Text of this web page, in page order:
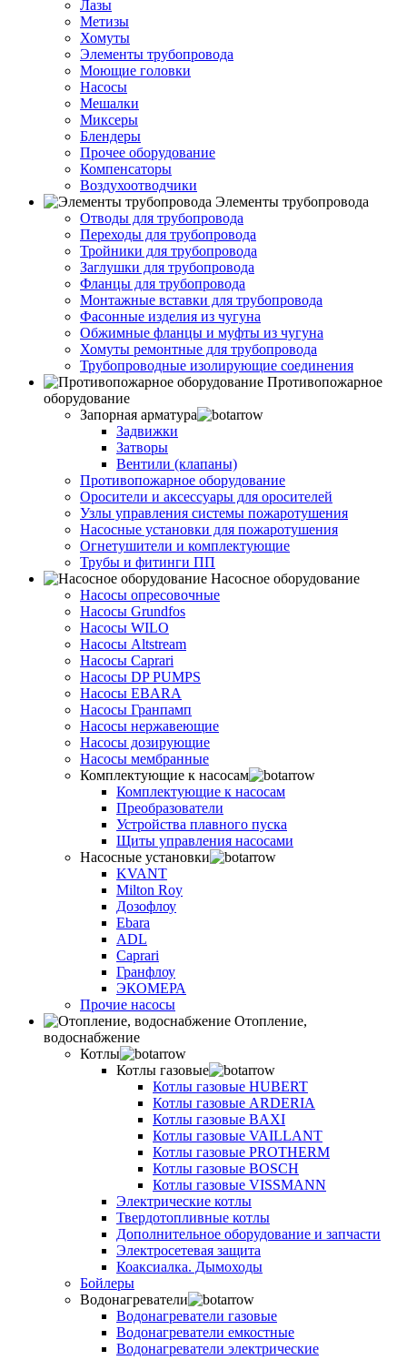
Лазы
Метизы
Хомуты
Элементы трубопровода
Моющие головки
Насосы
Мешалки
Миксеры
Блендеры
Прочее оборудование
Компенсаторы
Воздухоотводчики
Элементы трубопровода
Отводы для трубопровода
Переходы для трубопровода
Тройники для трубопровода
Заглушки для трубопровода
Фланцы для трубопровода
Монтажные вставки для трубопровода
Фасонные изделия из чугуна
Обжимные фланцы и муфты из чугуна
Хомуты ремонтные для трубопровода
Трубопроводные изолирующие соединения
Противопожарное
оборудование
Запорная арматура
Задвижки
Затворы
Вентили (клапаны)
Противопожарное оборудование
Оросители и аксессуары для оросителей
Узлы управления системы пожаротушения
Насосные установки для пожаротушения
Огнетушители и комплектующие
Трубы и фитинги ПП
Насосное оборудование
Насосы опресовочные
Насосы Grundfos
Насосы WILO
Насосы Altstream
Насосы Caprari
Насосы DP PUMPS
Насосы EBARA
Насосы Гранпамп
Насосы нержавеющие
Насосы дозирующие
Насосы мембранные
Комплектующие к насосам
Комплектующие к насосам
Преобразователи
Устройства плавного пуска
Щиты управления насосами
Насосные установки
KVANT
Milton Roy
Дозофлоу
Ebara
ADL
Caprari
Гранфлоу
ЭКОМЕРА
Прочие насосы
Отопление,
водоснабжение
Котлы
Котлы газовые
Котлы газовые HUBERT
Котлы газовые ARDERIA
Котлы газовые BAXI
Котлы газовые VAILLANT
Котлы газовые PROTHERM
Котлы газовые BOSCH
Котлы газовые VISSMANN
Электрические котлы
Твердотопливные котлы
Дополнительное оборудование и запчасти
Электросетевая защита
Коаксиалка. Дымоходы
Бойлеры
Водонагреватели
Водонагреватели газовые
Водонагреватели емкостные
Водонагреватели электрические